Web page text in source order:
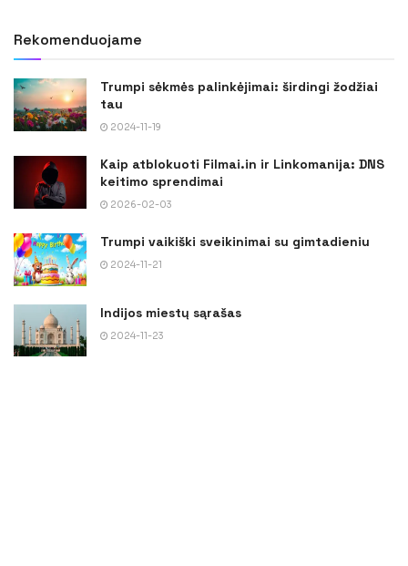
Rekomenduojame
Trumpi sėkmės palinkėjimai: širdingi žodžiai
tau
2024-11-19
Kaip atblokuoti Filmai.in ir Linkomanija: DNS
keitimo sprendimai
2026-02-03
Trumpi vaikiški sveikinimai su gimtadieniu
2024-11-21
Indijos miestų sąrašas
2024-11-23